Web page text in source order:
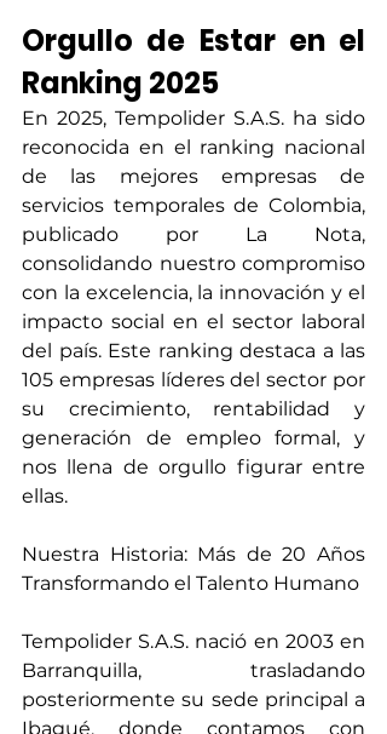
Orgullo de Estar en el
Ranking 2025
En 2025, Tempolider S.A.S. ha sido
reconocida en el ranking nacional
de las mejores empresas de
servicios temporales de Colombia,
publicado por La Nota,
consolidando nuestro compromiso
con la excelencia, la innovación y el
impacto social en el sector laboral
del país. Este ranking destaca a las
105 empresas líderes del sector por
su crecimiento, rentabilidad y
generación de empleo formal, y
nos llena de orgullo figurar entre
ellas.
Nuestra Historia: Más de 20 Años
Transformando el Talento Humano
Tempolider S.A.S. nació en 2003 en
Barranquilla, trasladando
posteriormente su sede principal a
Ibagué, donde contamos con